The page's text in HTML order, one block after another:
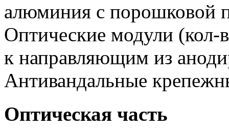
алюминия с порошковой
Оптические модули (кол-
к направляющим из
Антивандальные
Оптическая часть